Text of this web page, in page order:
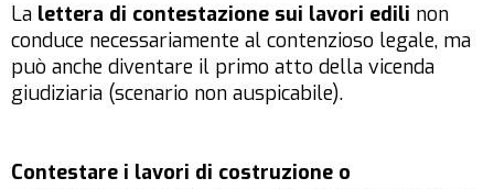
La lettera di contestazione sui lavori edili non
conduce necessariamente al contenzioso legale, ma
può anche diventare il primo atto della vicenda
giudiziaria (scenario non auspicabile).
Contestare i lavori di costruzione o